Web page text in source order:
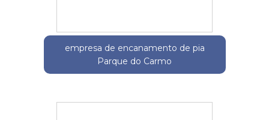
empresa de encanamento de pia
Parque do Carmo